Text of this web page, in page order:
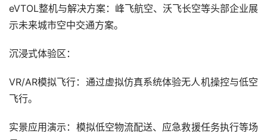
eVTOL整机与解决方案：峰飞航空、沃飞长空等头部企业展
示未来城市空中交通方案。
沉浸式体验区：
VR/AR模拟飞行：通过虚拟仿真系统体验无人机操控与低空
飞行。
实景应用演示：模拟低空物流配送、应急救援任务执行等场